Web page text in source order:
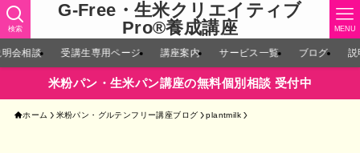
G-Free・生米クリエイティブ
Pro®︎養成講座
検索 MENU
明会相談 受講生専用ページ 講座案内 サービス一覧 ブログ 説
米粉パン・生米パン講座の無料個別相談 受付中
ホーム 米粉パン・グルテンフリー講座ブログ plantmilk